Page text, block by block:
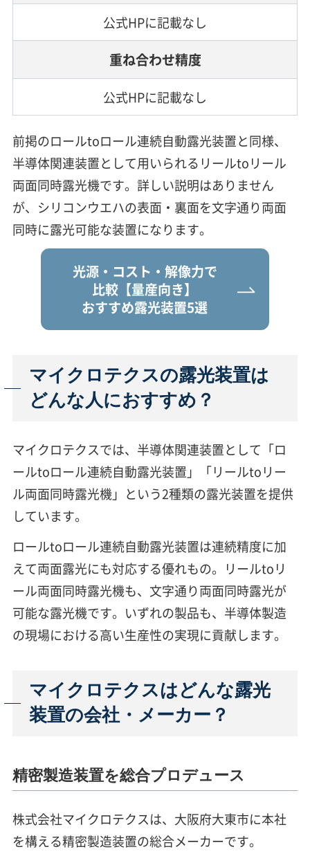
公式HPに記載なし
重ね合わせ精度
公式HPに記載なし
前掲のロールtoロール連続自動露光装置と同様、
半導体関連装置として用いられるリールtoリール
両面同時露光機です。詳しい説明はありません
が、シリコンウエハの表面・裏面を文字通り両面
同時に露光可能な装置になります。
光源・コスト・解像力で
比較 【量産向き】
おすすめ露光装置5選
マイクロテクスの露光装置は
どんな人におすすめ？
マイクロテクスでは、半導体関連装置として「ロ
ールtoロール連続自動露光装置」「リールtoリー
ル両面同時露光機」という2種類の露光装置を提供
しています。
ロールtoロール連続自動露光装置は連続精度に加
えて両面露光にも対応する優れもの。リールtoリ
ール両面同時露光機も、文字通り両面同時露光が
可能な露光機です。いずれの製品も、半導体製造
の現場における高い生産性の実現に貢献します。
マイクロテクスはどんな露光
装置の会社・メーカー？
精密製造装置を総合プロデュース
株式会社マイクロテクスは、大阪府大東市に本社
を構える精密製造装置の総合メーカーです。